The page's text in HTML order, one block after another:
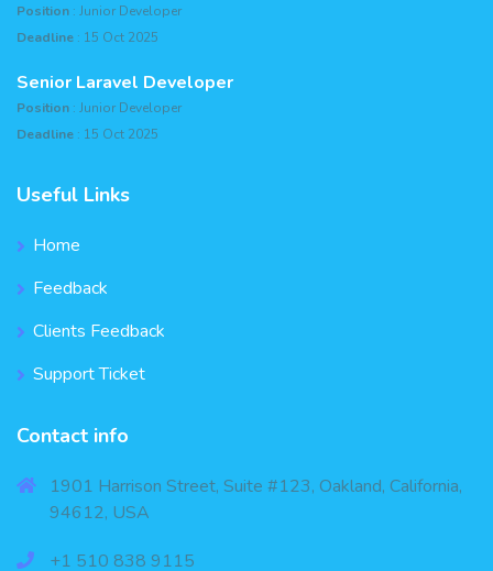
Position : Junior Developer
Deadline : 15 Oct 2025
Senior Laravel Developer
Position : Junior Developer
Deadline : 15 Oct 2025
Useful Links
Home
Feedback
Clients Feedback
Support Ticket
Contact info
1901 Harrison Street, Suite #123, Oakland, California,
94612, USA
+1 510 838 9115